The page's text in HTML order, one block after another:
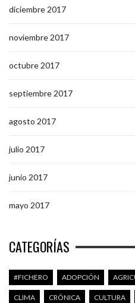
diciembre 2017
noviembre 2017
octubre 2017
septiembre 2017
agosto 2017
julio 2017
junio 2017
mayo 2017
CATEGORÍAS
#FICHERO ADOPCIÓN
CLIMA CRÓNICA CULTURA